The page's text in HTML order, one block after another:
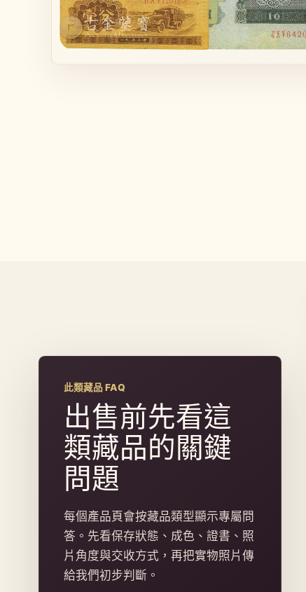
此類藏品 FAQ
出售前先看這
類藏品的關鍵
問題
每個產品頁會按藏品類型顯示專屬問
答。先看保存狀態、成色、證書、照
片角度與交收方式，再把實物照片傳
給我們初步判斷。